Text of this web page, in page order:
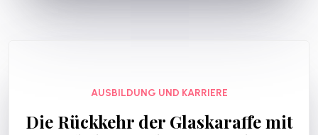
AUSBILDUNG UND KARRIERE
Die Rückkehr der Glaskaraffe mit